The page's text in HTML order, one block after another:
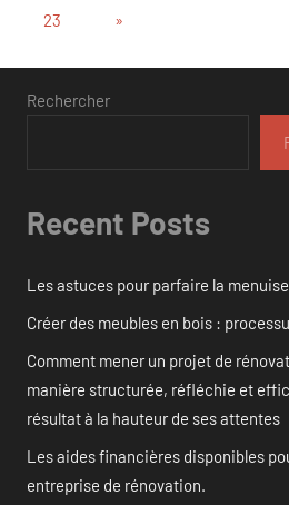
des
publications
23
Articles
»
Rechercher
Recent Posts
Les astuces pour parfaire la
Créer des meubles en bois :
Comment mener un projet de
manière structurée, réfléchie et
résultat à la hauteur de ses attentes
Les aides financières disponibles
entreprise de rénovation.